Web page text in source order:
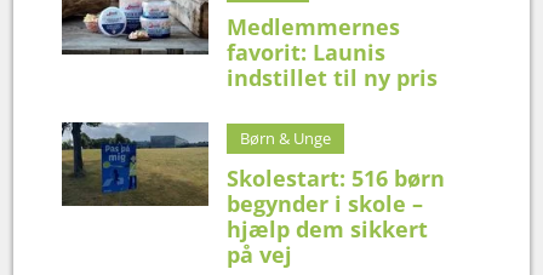
Medlemmernes
favorit: Launis
indstillet til ny pris
Børn & Unge
Skolestart: 516 børn
begynder i skole –
hjælp dem sikkert
på vej